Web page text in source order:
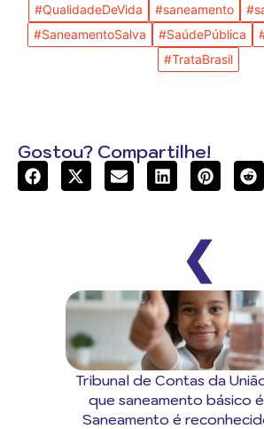
#QualidadeDeVida
#saneamento
#SaneamentoSalva
#SaúdePública
#TrataBrasil
Gostou? Compartilhe!
❮
Tribunal de Contas da
que saneamento básico
Saneamento é